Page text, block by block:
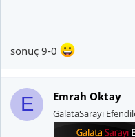
sonuç 9-0
E Emrah Oktay
GalataSarayı